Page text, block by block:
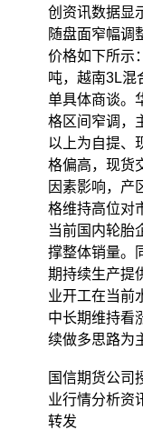
创资讯数据显
随盘面窄幅调
价格如下所示
吨，越南3L混
单具体商谈。
格区间窄调，
以上为自提、
格偏高，现货
因素影响，产
格维持高位对
当前国内轮胎
撑整体销量。
期持续生产提
业开工在当前
中长期维持看
续做多思路为
国信期货公司
业行情分析资
转发